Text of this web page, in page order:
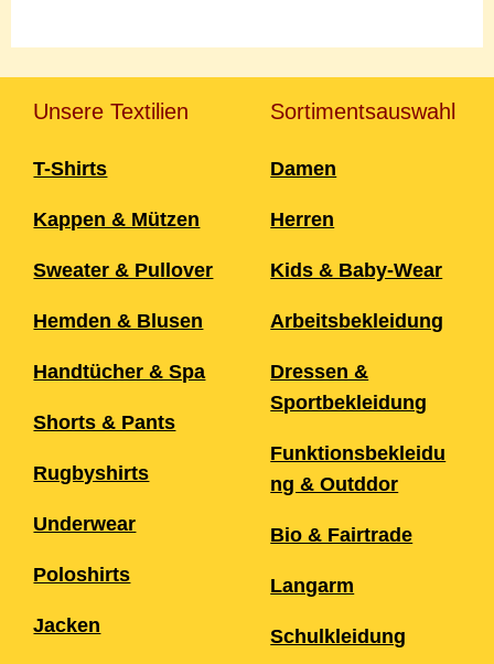
Unsere Textilien
T-Shirts
Kappen & Mützen
Sweater & Pullover
Hemden & Blusen
Handtücher & Spa
Shorts & Pants
Rugbyshirts
Underwear
Poloshirts
Jacken
Sortimentsauswahl
Damen
Herren
Kids & Baby-Wear
Arbeitsbekleidung
Dressen &
Sportbekleidung
Funktionsbekleidu
ng & Outddor
Bio & Fairtrade
Langarm
Schulkleidung